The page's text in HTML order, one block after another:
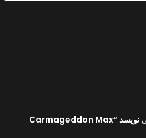
اولین کسی باشید که دیدگاهی می نویسد “Carmageddon Max